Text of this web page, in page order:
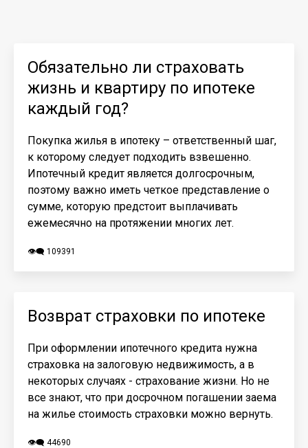
Обязательно ли страховать
жизнь и квартиру по ипотеке
каждый год?
Покупка жилья в ипотеку – ответственный шаг,
к которому следует подходить взвешенно.
Ипотечный кредит является долгосрочным,
поэтому важно иметь четкое представление о
сумме, которую предстоит выплачивать
ежемесячно на протяжении многих лет.
👁️‍🗨️ 109391
Возврат страховки по ипотеке
При оформлении ипотечного кредита нужна
страховка на залоговую недвижимость, а в
некоторых случаях - страхование жизни. Но не
все знают, что при досрочном погашении заема
на жилье стоимость страховки можно вернуть.
👁️‍🗨️ 44690